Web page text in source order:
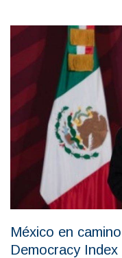
México en
Democracy Index